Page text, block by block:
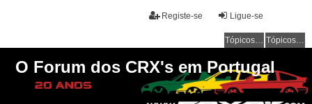
Ligue-se
Registe-se
Tópicos sem resposta Tópicos ativos
O Forum dos CRX's em Portugal